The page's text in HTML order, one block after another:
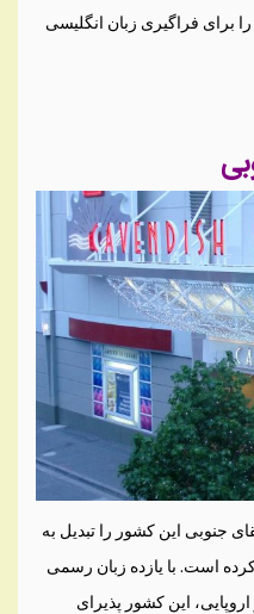
برای فراگیری زبان انگلیسی
جنوبی این کشور را تبدیل به
است. با یازده زبان رسمی‌
این کشور پذیرای